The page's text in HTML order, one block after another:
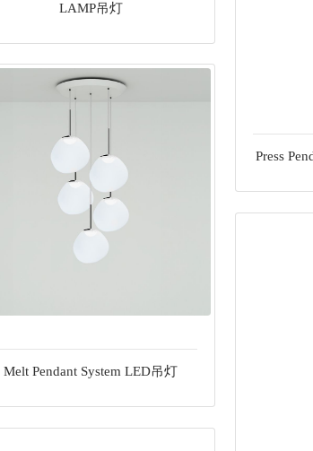
LAMP吊灯
Press
Melt Pendant System LED吊灯